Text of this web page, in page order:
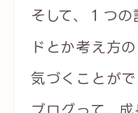
そして、１つ
ドとか考え方
気づくことがで